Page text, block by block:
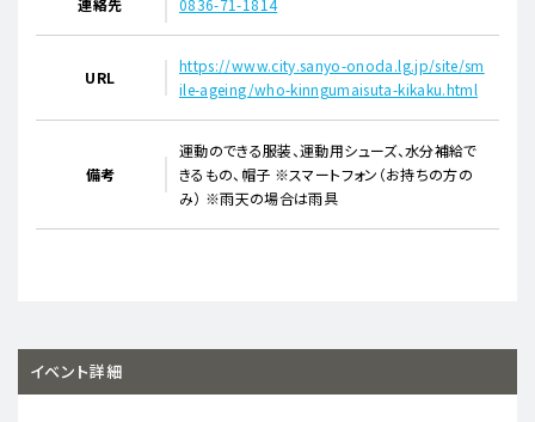
URL
https://www.city.sanyo-onoda.lg.jp/site/sm
ile-ageing/who-kinngumaisuta-kikaku.html
備考
運動のできる服装、運動用シューズ、水分補給で
きるもの、帽子 ※スマートフォン（お持ちの方の
み） ※雨天の場合は雨具
イベント詳細